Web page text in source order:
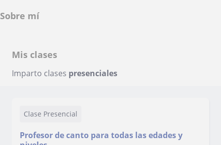
Sobre mí
Mis clases
Imparto clases presenciales
Clase Presencial
Profesor de canto para todas las edades y